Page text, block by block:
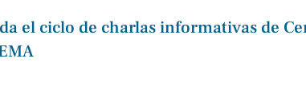
el ciclo de charlas informativas de